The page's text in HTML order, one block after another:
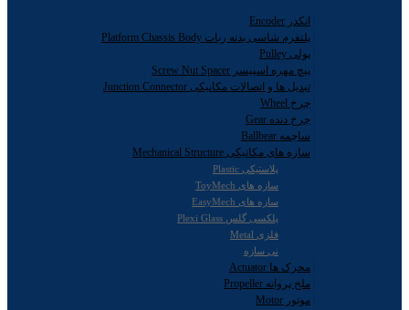
انکدر Encoder
پلتفرم شاسی بدنه ربات Platform Chassis Body
پولی Pulley
پیچ مهره اسپیسر Screw Nut Spacer
تبدیل ها و اتصالات مکانیکی Junction Connector
چرخ Wheel
چرخ دنده Gear
ساچمه Ballbear
سازه های مکانیکی Mechanical Structure
پلاستیکی Plastic
سازه های ToyMech
سازه های EasyMech
پلکسی گلس Plexi Glass
فلزی Metal
نی سازه
محرک ها Actuator
ملخ پروانه Propeller
موتور Motor